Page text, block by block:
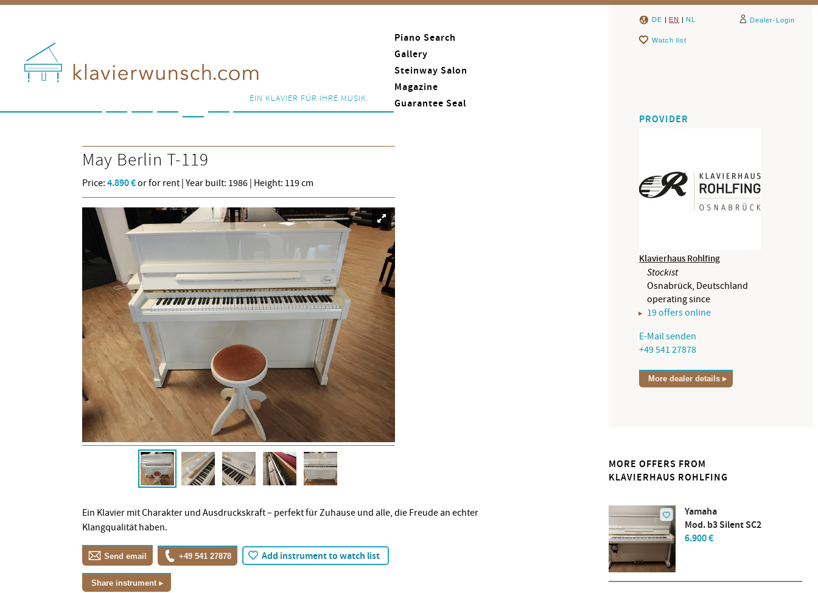
EIN KLAVIER FÜR IHRE MUSIK.
Piano Search
Gallery
Steinway Salon
Magazine
Guarantee Seal
May Berlin T-119
Price: 4.890 €or for rent | Year built: 1986 | Height: 119 cm
Ein Klavier mit Charakter und Ausdruckskraft – perfekt für Zuhause und alle, die Freude an echter
Klangqualität haben.
Send email +49 541 27878 Add instrument to watch list
Share instrument
DE | EN | NL Dealer-Login
Watch list
PROVIDER
Klavierhaus Rohlfing
Stockist
Osnabrück, Deutschland
operating since
19 offers online
E-Mail senden
+49 541 27878
More dealer details
MORE OFFERS FROM
KLAVIERHAUS ROHLFING
Yamaha
Mod. b3 Silent SC2
6.900 €